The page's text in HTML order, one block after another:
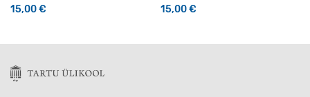
15,00€ 15,00€